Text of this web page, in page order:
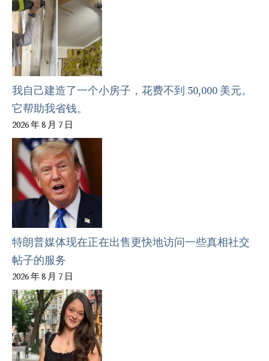
我自己建造了一个小房子，花费不到 50,000 美元。
它帮助我省钱。
2026 年 8 月 7 日
特朗普媒体现在正在出售更快地访问一些真相社交
帖子的服务
2026 年 8 月 7 日